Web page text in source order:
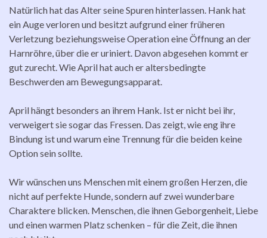
Natürlich hat das Alter seine Spuren hinterlassen. Hank hat
ein Auge verloren und besitzt aufgrund einer früheren
Verletzung beziehungsweise Operation eine Öffnung an der
Harnröhre, über die er uriniert. Davon abgesehen kommt er
gut zurecht. Wie April hat auch er altersbedingte
Beschwerden am Bewegungsapparat.
April hängt besonders an ihrem Hank. Ist er nicht bei ihr,
verweigert sie sogar das Fressen. Das zeigt, wie eng ihre
Bindung ist und warum eine Trennung für die beiden keine
Option sein sollte.
Wir wünschen uns Menschen mit einem großen Herzen, die
nicht auf perfekte Hunde, sondern auf zwei wunderbare
Charaktere blicken. Menschen, die ihnen Geborgenheit, Liebe
und einen warmen Platz schenken – für die Zeit, die ihnen